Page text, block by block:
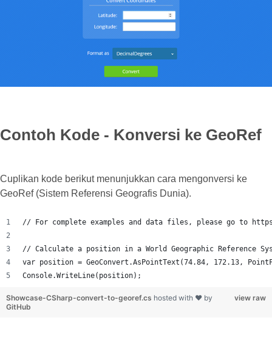
Contoh Kode - Konversi ke GeoRef
Cuplikan kode berikut menunjukkan cara mengonversi ke
GeoRef (Sistem Referensi Geografis Dunia).
// For complete examples and data files, please go to
// Calculate a position in a World Geographic Reference
var position = GeoConvert.AsPointText(74.84, 172.13,
Console.WriteLine(position);
view raw
Showcase-CSharp-convert-to-georef.cs hosted with ❤ by
GitHub